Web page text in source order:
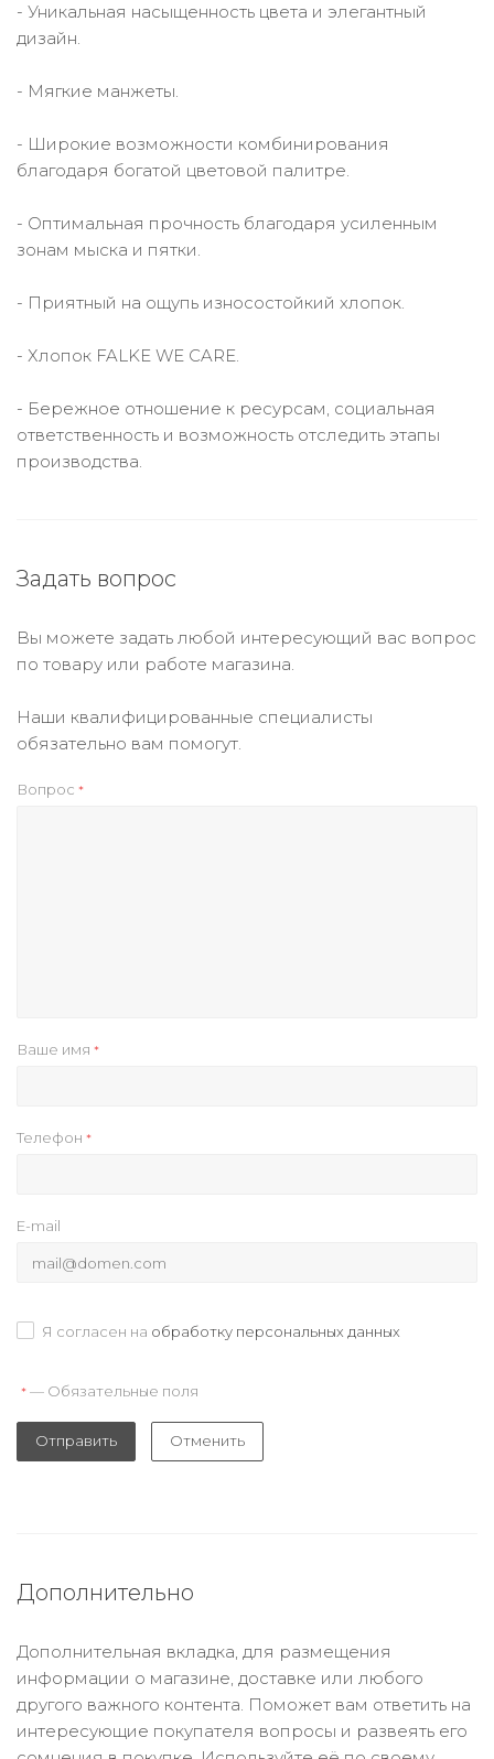
- Уникальная насыщенность цвета и элегантный
дизайн.
- Мягкие манжеты.
- Широкие возможности комбинирования
благодаря богатой цветовой палитре.
- Оптимальная прочность благодаря усиленным
зонам мыска и пятки.
- Приятный на ощупь износостойкий хлопок.
- Хлопок FALKE WE CARE.
- Бережное отношение к ресурсам, социальная
ответственность и возможность отследить этапы
производства.
Задать вопрос
Вы можете задать любой интересующий вас вопрос
по товару или работе магазина.
Наши квалифицированные специалисты
обязательно вам помогут.
Вопрос *
Ваше имя *
Телефон *
E-mail
Я согласен на обработку персональных данных
* — Обязательные поля
Отправить Отменить
Дополнительно
Дополнительная вкладка, для размещения
информации о магазине, доставке или любого
другого важного контента. Поможет вам ответить на
интересующие покупателя вопросы и развеять его